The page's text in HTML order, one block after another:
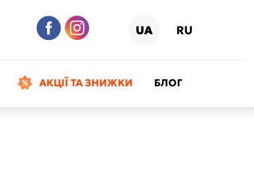
UA RU
АКЦІЇ ТА ЗНИЖКИ БЛОГ